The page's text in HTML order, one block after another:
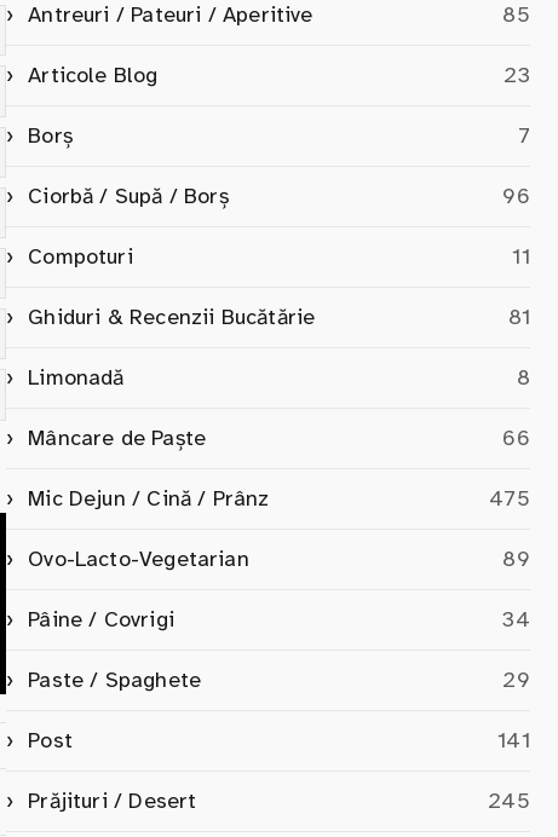
Antreuri / Pateuri / Aperitive 85
Articole Blog 23
Borș 7
Ciorbă / Supă / Borș 96
Compoturi 11
Ghiduri & Recenzii Bucătărie 81
Limonadă 8
Mâncare de Paște 66
Mic Dejun / Cină / Prânz 475
Ovo-Lacto-Vegetarian 89
Pâine / Covrigi 34
Paste / Spaghete 29
Post 141
Prăjituri / Desert 245